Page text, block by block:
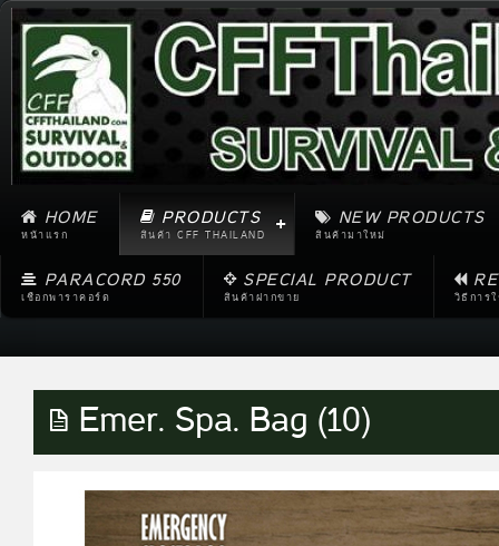
HOME
หน้าแรก
PRODUCTS
สินค้า CFF THAILAND
NEW PRODUCTS
สินค้ามาใหม่
PARACORD 550
เชือกพาราคอร์ด
SPECIAL PRODUCT
สินค้าฝากขาย วิธีการ
Emer. Spa. Bag (10)